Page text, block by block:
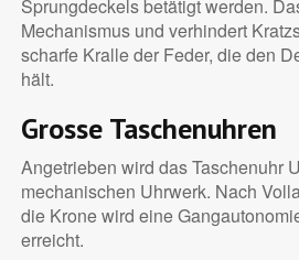
Sprungdeckels betätigt werden.
Mechanismus und verhindert
scharfe Kralle der Feder, die den
hält.
Grosse Taschenuhren
Angetrieben wird das Taschenuhr
mechanischen Uhrwerk. Nach
die Krone wird eine
erreicht.